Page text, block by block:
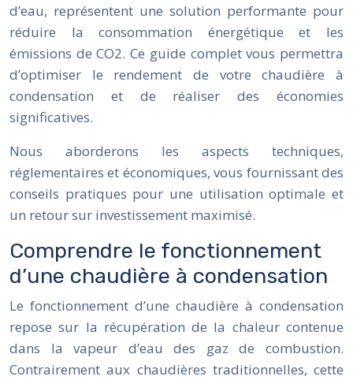
d’eau, représentent une solution performante pour
réduire la consommation énergétique et les
émissions de CO2. Ce guide complet vous permettra
d’optimiser le rendement de votre chaudière à
condensation et de réaliser des économies
significatives.
Nous aborderons les aspects techniques,
réglementaires et économiques, vous fournissant des
conseils pratiques pour une utilisation optimale et
un retour sur investissement maximisé.
Comprendre le fonctionnement
d’une chaudière à condensation
Le fonctionnement d’une chaudière à condensation
repose sur la récupération de la chaleur contenue
dans la vapeur d’eau des gaz de combustion.
Contrairement aux chaudières traditionnelles, cette